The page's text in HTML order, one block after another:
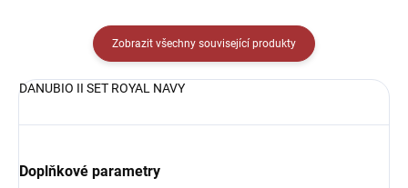
Zobrazit všechny související produkty
DANUBIO II SET ROYAL NAVY
Doplňkové parametry